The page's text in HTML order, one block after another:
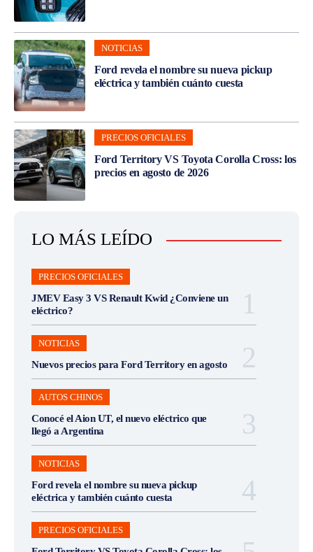
NOTICIAS
Ford revela el nombre su nueva pickup
eléctrica y también cuánto cuesta
PRECIOS OFICIALES
Ford Territory VS Toyota Corolla Cross: los
precios en agosto de 2026
LO MÁS LEÍDO
PRECIOS OFICIALES
JMEV Easy 3 VS Renault Kwid ¿Conviene un
eléctrico?
NOTICIAS
Nuevos precios para Ford Territory en agosto
AUTOS CHINOS
Conocé el Aion UT, el nuevo eléctrico que
llegó a Argentina
NOTICIAS
Ford revela el nombre su nueva pickup
eléctrica y también cuánto cuesta
PRECIOS OFICIALES